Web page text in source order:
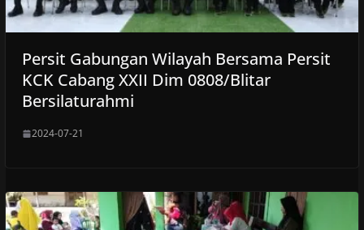
Persit Gabungan Wilayah Bersama Persit
KCK Cabang XXII Dim 0808/Blitar
Bersilaturahmi
2024-07-21